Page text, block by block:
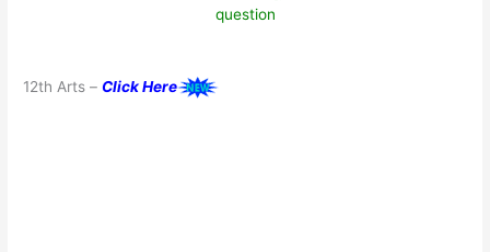
question
12th Arts – Click Here